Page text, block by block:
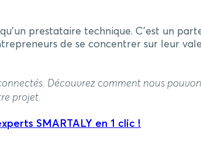
prestataire technique. C’est un
de se concentrer sur leur
Découvrez comment nous
projet.
SMARTALY en 1 clic !